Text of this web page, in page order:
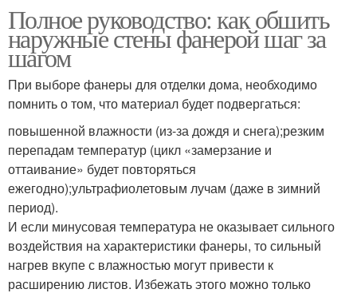
Полное руководство: как обшить
наружные стены фанерой шаг за
шагом
При выборе фанеры для отделки дома, необходимо
помнить о том, что материал будет подвергаться:
повышенной влажности (из-за дождя и снега);резким
перепадам температур (цикл «замерзание и
оттаивание» будет повторяться
ежегодно);ультрафиолетовым лучам (даже в зимний
период).
И если минусовая температура не оказывает сильного
воздействия на характеристики фанеры, то сильный
нагрев вкупе с влажностью могут привести к
расширению листов. Избежать этого можно только